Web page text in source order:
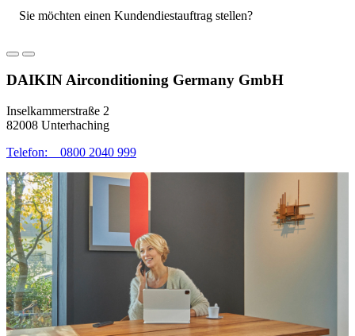
Sie möchten einen Kundendiestauftrag stellen?
DAIKIN Airconditioning Germany GmbH
Inselkammerstraße 2
82008 Unterhaching
Telefon: 0800 2040 999